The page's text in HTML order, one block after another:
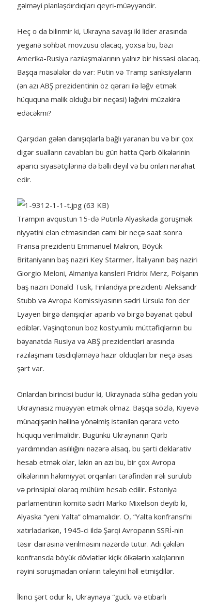
gəlməyi planlaşdırdıqları qeyri-müəyyəndir.
Heç o da bilinmir ki, Ukrayna savaşı iki lider arasında
yeganə söhbət mövzusu olacaq, yoxsa bu, bəzi
Amerika-Rusiya razılaşmalarının yalnız bir hissəsi olacaq.
Başqa məsələlər də var: Putin və Tramp sanksiyaların
(ən azı ABŞ prezidentinin öz qərarı ilə ləğv etmək
hüququna malik olduğu bir neçəsi) ləğvini müzakirə
edəcəkmi?
Qarşıdan gələn danışıqlarla bağlı yaranan bu və bir çox
digər sualların cavabları bu gün hətta Qərb ölkələrinin
aparıcı siyasətçilərinə də bəlli deyil və bu onları narahat
edir.
Trampın avqustun 15-də Putinlə Alyaskada görüşmək
niyyətini elan etməsindən cəmi bir neçə saat sonra
Fransa prezidenti Emmanuel Makron, Böyük
Britaniyanın baş naziri Key Starmer, İtaliyanın baş naziri
Giorgio Meloni, Almaniya kansleri Fridrix Merz, Polşanın
baş naziri Donald Tusk, Finlandiya prezidenti Aleksandr
Stubb və Avropa Komissiyasının sədri Ursula fon der
Lyayen birgə danışıqlar aparıb və birgə bəyanat qəbul
ediblər. Vaşinqtonun boz kostyumlu müttəfiqlərnin bu
bəyanatda Rusiya və ABŞ prezidentləri arasında
razılaşmanı təsdiqləməyə hazır olduqları bir neçə əsas
şərt var.
Onlardan birincisi budur ki, Ukraynada sülhə gedən yolu
Ukraynasız müəyyən etmək olmaz. Başqa sözlə, Kiyevə
münaqişənin həllinə yönəlmiş istənilən qərara veto
hüququ verilməlidir. Bugünkü Ukraynanın Qərb
yardımından asılılığını nəzərə alsaq, bu şərti deklarativ
hesab etmək olar, lakin ən azı bu, bir çox Avropa
ölkələrinin hakimiyyət orqanları tərəfindən irəli sürülüb
və prinsipial olaraq mühüm hesab edilir. Estoniya
parlamentinin komitə sədri Marko Mixelson deyib ki,
Alyaska “yeni Yalta” olmamalıdır. O, “Yalta konfransı”ni
xatırladarkən, 1945-ci ildə Şərqi Avropanın SSRİ-nin
təsir dairəsinə verilməsini nəzərdə tutur. Adı çəkilən
konfransda böyük dövlətlər kiçik ölkələrin xalqlarının
rəyini soruşmadan onların taleyini həll etmişdilər.
İkinci şərt odur ki, Ukraynaya “güclü və etibarlı